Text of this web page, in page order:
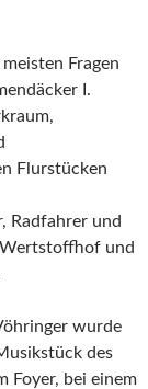
Fragen
I.
Flurstücken
Radfahrer und
und
wurde
des
Foyer, bei einem